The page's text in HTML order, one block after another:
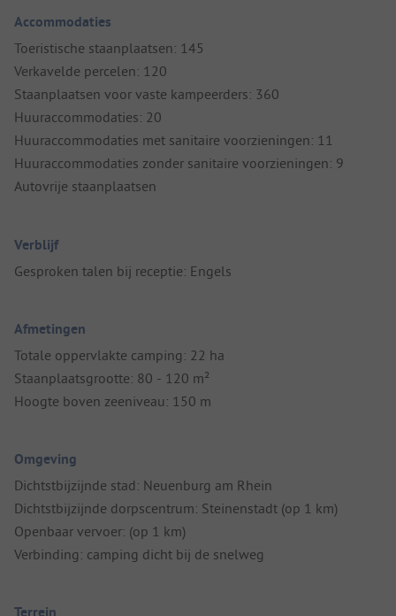
Accommodaties
Toeristische staanplaatsen: 145
Verkavelde percelen: 120
Staanplaatsen voor vaste kampeerders: 360
Huuraccommodaties: 20
Huuraccommodaties met sanitaire voorzieningen: 11
Huuraccommodaties zonder sanitaire voorzieningen: 9
Autovrije staanplaatsen
Verblijf
Gesproken talen bij receptie: Engels
Afmetingen
Totale oppervlakte camping: 22 ha
Staanplaatsgrootte: 80 - 120 m²
Hoogte boven zeeniveau: 150 m
Omgeving
Dichtstbijzijnde stad: Neuenburg am Rhein
Dichtstbijzijnde dorpscentrum: Steinenstadt (op 1 km)
Openbaar vervoer: (op 1 km)
Verbinding: camping dicht bij de snelweg